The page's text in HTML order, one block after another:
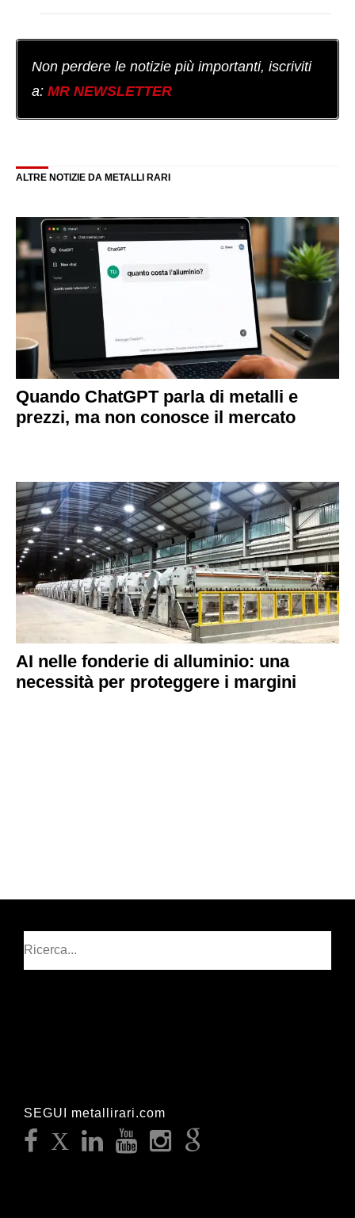
Non perdere le notizie più importanti, iscriviti
a: MR NEWSLETTER
ALTRE NOTIZIE DA METALLI RARI
Quando ChatGPT parla di metalli e
prezzi, ma non conosce il mercato
AI nelle fonderie di alluminio: una
necessità per proteggere i margini
SEGUI metallirari.com